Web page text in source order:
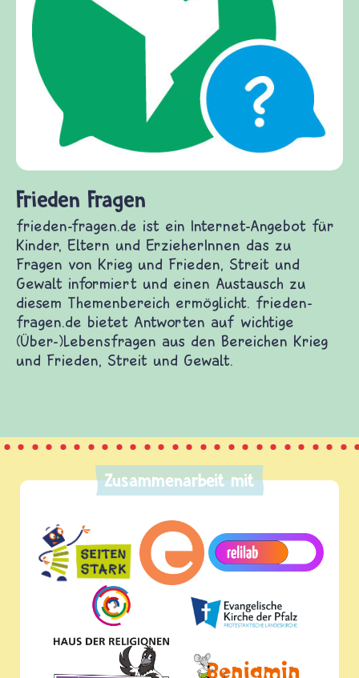
Frieden Fragen
frieden-fragen.de ist ein Internet-Angebot für
Kinder, Eltern und ErzieherInnen das zu
Fragen von Krieg und Frieden, Streit und
Gewalt informiert und einen Austausch zu
diesem Themenbereich ermöglicht. frieden-
fragen.de bietet Antworten auf wichtige
(Über-)Lebensfragen aus den Bereichen Krieg
und Frieden, Streit und Gewalt.
Zusammenarbeit mit